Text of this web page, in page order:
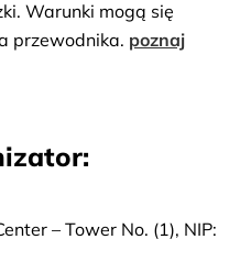
Warunki mogą się
przewodnika. poznaj
– Tower No. (1), NIP: